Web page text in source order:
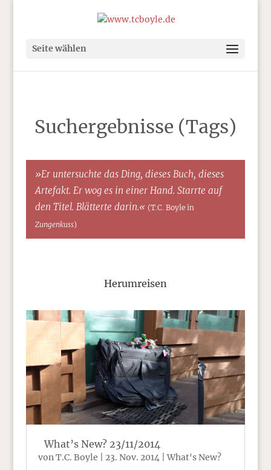
Seite wählen
Suchergebnisse (Tags)
»Er untersuchte das Ding, dieses Buch, dieses
Artefakt. Er wog es in einer Hand. Starrte auf
den Titel. Blätterte darin.« (T.C. Boyle in
Zungenkuss)
Herumreisen
What’s New? 23/11/2014
vonT.C. Boyle 23. Nov. 2014|What's New?